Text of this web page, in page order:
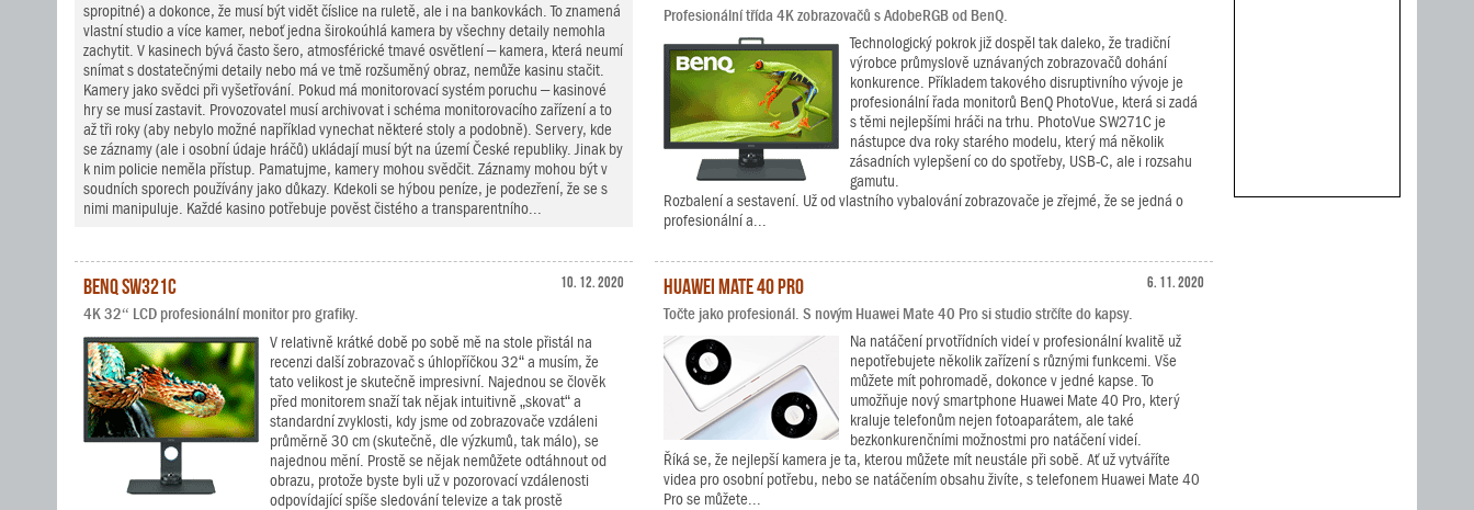
spropitné) a dokonce, že musí být vidět číslice na ruletě, ale i na bankovkách. To znamená
vlastní studio a více kamer, neboť jedna širokoúhlá kamera by všechny detaily nemohla
zachytit. V kasinech bývá často šero, atmosférické tmavé osvětlení – kamera, která neumí
snímat s dostatečnými detaily nebo má ve tmě rozšuměný obraz, nemůže kasinu stačit.
Kamery jako svědci při vyšetřování. Pokud má monitorovací systém poruchu – kasinové
hry se musí zastavit. Provozovatel musí archivovat i schéma monitorovacího zařízení a to
až tři roky (aby nebylo možné například vynechat některé stoly a podobně). Servery, kde
se záznamy (ale i osobní údaje hráčů) ukládají musí být na území České republiky. Jinak by
k nim policie neměla přístup. Pamatujme, kamery mohou svědčit. Záznamy mohou být v
soudních sporech používány jako důkazy. Kdekoli se hýbou peníze, je podezření, že se s
nimi manipuluje. Každé kasino potřebuje pověst čistého a transparentního...
Profesionální třída 4K zobrazovačů s AdobeRGB od BenQ.
Technologický pokrok již dospěl tak daleko, že tradiční
výrobce průmyslově uznávaných zobrazovačů dohání
konkurence. Příkladem takového disruptivního vývoje je
profesionální řada monitorů BenQ PhotoVue, která si zadá
s těmi nejlepšími hráči na trhu. PhotoVue SW271C je
nástupce dva roky starého modelu, který má několik
zásadních vylepšení co do spotřeby, USB-C, ale i rozsahu
gamutu.
Rozbalení a sestavení. Už od vlastního vybalování zobrazovače je zřejmé, že se jedná o
profesionální a...
10. 12. 2020
BenQ SW321C
4K 32“ LCD profesionální monitor pro grafiky.
V relativně krátké době po sobě mě na stole přistál na
recenzi další zobrazovač s úhlopříčkou 32“ a musím, že
tato velikost je skutečně impresivní. Najednou se člověk
před monitorem snaží tak nějak intuitivně „skovat“ a
standardní zvyklosti, kdy jsme od zobrazovače vzdáleni
průměrně 30 cm (skutečně, dle výzkumů, tak málo), se
najednou mění. Prostě se nějak nemůžete odtáhnout od
obrazu, protože byste byli už v pozorovací vzdálenosti
odpovídající spíše sledování televize a tak prostě
6. 11. 2020
Huawei Mate 40 Pro
Točte jako profesionál. S novým Huawei Mate 40 Pro si studio strčíte do kapsy.
Na natáčení prvotřídních videí v profesionální kvalitě už
nepotřebujete několik zařízení s různými funkcemi. Vše
můžete mít pohromadě, dokonce v jedné kapse. To
umožňuje nový smartphone Huawei Mate 40 Pro, který
kraluje telefonům nejen fotoaparátem, ale také
bezkonkurenčními možnostmi pro natáčení videí.
Říká se, že nejlepší kamera je ta, kterou můžete mít neustále při sobě. Ať už vytváříte
videa pro osobní potřebu, nebo se natáčením obsahu živíte, s telefonem Huawei Mate 40
Pro se můžete...